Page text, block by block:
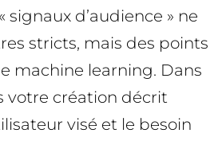
signaux d’audience » ne
stricts, mais des points
machine learning. Dans
votre création décrit
visé et le besoin